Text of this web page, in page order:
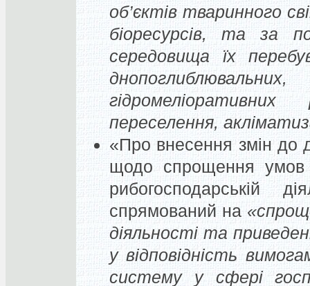
об’єктів тваринного
біоресурсів, та за
середовища їх
переселення,
«Про внесення змін до
щодо спрощення умов
рибогосподарській
спрямований на
діяльності та
у відповідність
систему у сфері